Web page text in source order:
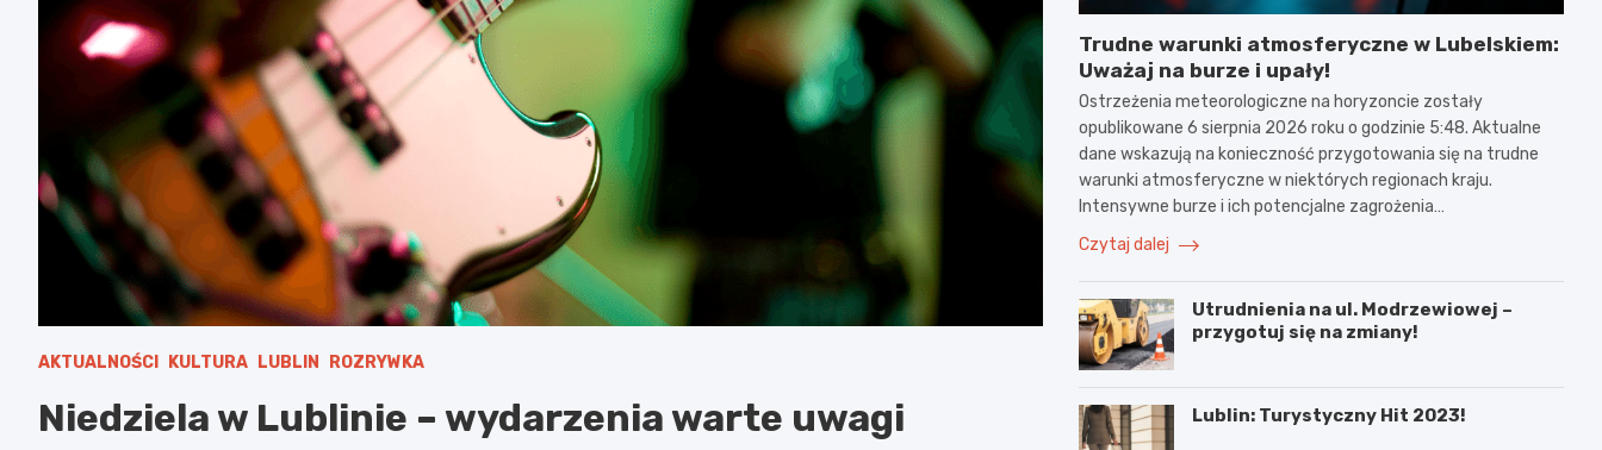
AKTUALNOŚCI KULTURA LUBLIN ROZRYWKA
Niedziela w Lublinie – wydarzenia warte uwagi
Trudne warunki atmosferyczne w Lubelskiem:
Uważaj na burze i upały!
Ostrzeżenia meteorologiczne na horyzoncie zostały
opublikowane 6 sierpnia 2026 roku o godzinie 5:48. Aktualne
dane wskazują na konieczność przygotowania się na trudne
warunki atmosferyczne w niektórych regionach kraju.
Intensywne burze i ich potencjalne zagrożenia…
Czytaj dalej
Utrudnienia na ul. Modrzewiowej –
przygotuj się na zmiany!
Lublin: Turystyczny Hit 2023!